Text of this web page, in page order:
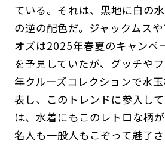
ている。それは、黒地に白の
の逆の配色だ。ジャックムス
オズは2025年春夏のキャンペ
を予見していたが、グッチや
年クルーズコレクションで水
表し、このトレンドに参入し
は、水着にもこのレトロな柄
名人も一般人もこぞって魅了さ